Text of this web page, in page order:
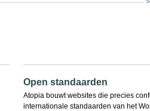
Open standaarden
Atopia bouwt websites die precies
internationale standaarden van het